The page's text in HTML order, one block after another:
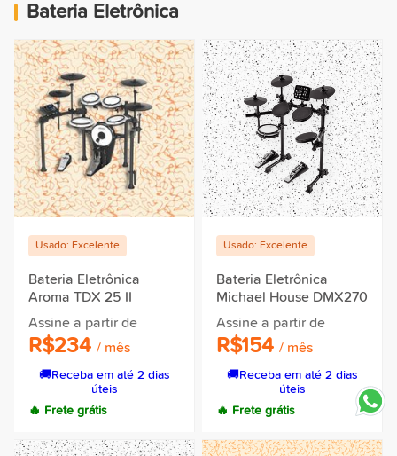
Bateria Eletrônica
Usado: Excelente
Bateria Eletrônica
Aroma TDX 25 II
Assine a partir de
R$234 / mês
🚚Receba em até 2 dias
úteis
🔥 Frete grátis
Usado: Excelente
Bateria Eletrônica
Michael House DMX270
Assine a partir de
R$154 / mês
🚚Receba em até 2 dias
úteis
🔥 Frete grátis